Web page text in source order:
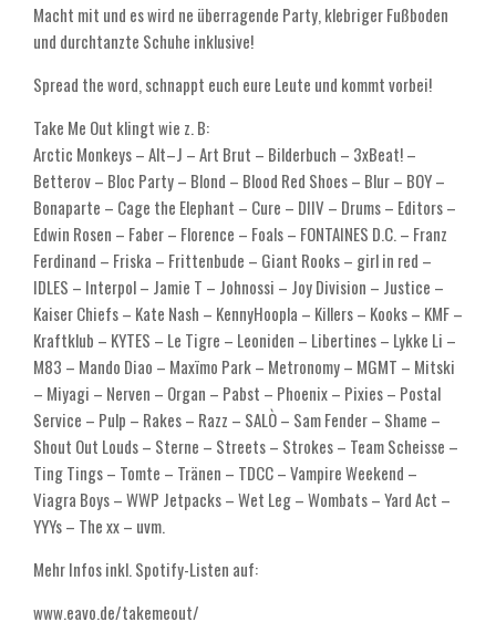
Macht mit und es wird ne überragende Party, klebriger Fußboden
und durchtanzte Schuhe inklusive!
Spread the word, schnappt euch eure Leute und kommt vorbei!
Take Me Out klingt wie z. B:
Arctic Monkeys – Alt–J – Art Brut – Bilderbuch – 3xBeat! –
Betterov – Bloc Party – Blond – Blood Red Shoes – Blur – BOY –
Bonaparte – Cage the Elephant – Cure – DIIV – Drums – Editors –
Edwin Rosen – Faber – Florence – Foals – FONTAINES D.C. – Franz
Ferdinand – Friska – Frittenbude – Giant Rooks – girl in red –
IDLES – Interpol – Jamie T – Johnossi – Joy Division – Justice –
Kaiser Chiefs – Kate Nash – KennyHoopla – Killers – Kooks – KMF –
Kraftklub – KYTES – Le Tigre – Leoniden – Libertines – Lykke Li –
M83 – Mando Diao – Maxïmo Park – Metronomy – MGMT – Mitski
– Miyagi – Nerven – Organ – Pabst – Phoenix – Pixies – Postal
Service – Pulp – Rakes – Razz – SALÒ – Sam Fender – Shame –
Shout Out Louds – Sterne – Streets – Strokes – Team Scheisse –
Ting Tings – Tomte – Tränen – TDCC – Vampire Weekend –
Viagra Boys – WWP Jetpacks – Wet Leg – Wombats – Yard Act –
YYYs – The xx – uvm.
Mehr Infos inkl. Spotify-Listen auf:
www.eavo.de/takemeout/